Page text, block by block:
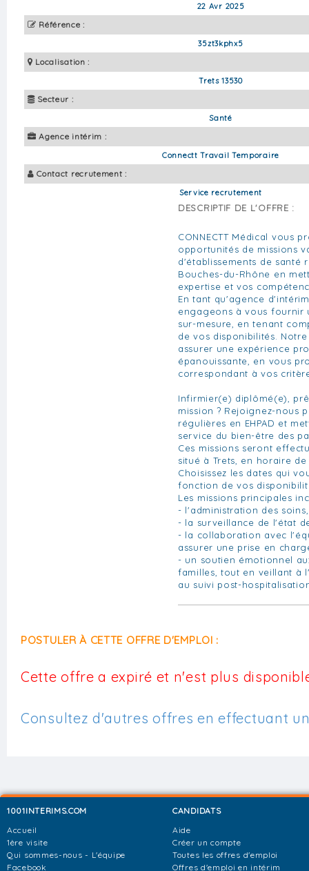
22 Avr 2025
Référence :
35zt3kphx5
Localisation :
Trets 13530
Secteur :
Santé
Agence intérim :
Connectt Travail Temporaire
Contact recrutement :
Service recrutement
DESCRIPTIF DE L'OFFRE :
CONNECTT Médical vous
opportunités de missions
d'établissements de santé
Bouches-du-Rhône en
expertise et vos
En tant qu'agence
engageons à vous fournir
sur-mesure, en tenant
de vos disponibilités.
assurer une expérience
épanouissante, en vous
correspondant à vos
Infirmier(e) diplômé(e),
mission ? Rejoignez-nous
régulières en EHPAD et
service du bien-être des
Ces missions seront
situé à Trets, en horaire de
Choisissez les dates qui
fonction de vos
Les missions principales
- l'administration des
- la surveillance de l'état
- la collaboration avec
assurer une prise en
- un soutien émotionnel
familles, tout en veillant à
au suivi post-
POSTULER À CETTE OFFRE D'EMPLOI :
Cette offre a expiré et n'est plus
Consultez d'autres offres en effectuant
1001INTERIMS.COM
Accueil
1ère visite
Qui sommes-nous - L'équipe
Facebook
CANDIDATS
Aide
Créer un compte
Toutes les offres d'emploi
Offres d'emploi en intérim